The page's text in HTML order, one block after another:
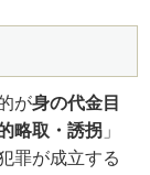
が身の代金目
略取・誘拐 」
罪が成立する